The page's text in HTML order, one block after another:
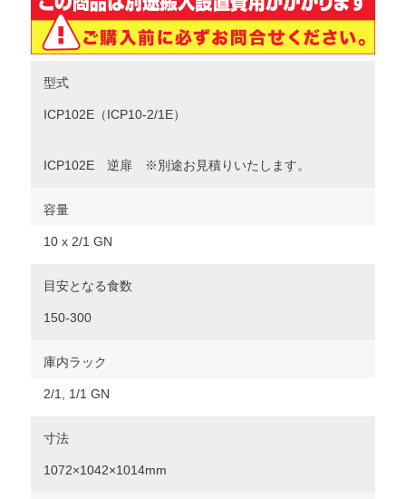
型式
ICP102E（ICP10-2/1E）
ICP102E 逆扉 ※別途お見積りいたします。
容量
10 x 2/1 GN
目安となる食数
150-300
庫内ラック
2/1, 1/1 GN
寸法
1072×1042×1014mm